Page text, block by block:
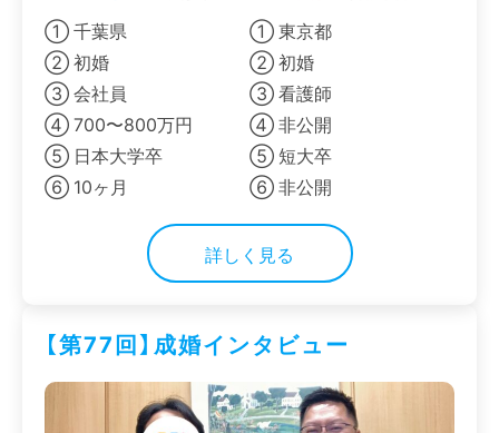
① 千葉県
② 初婚
③ 会社員
④ 700〜800万円
⑤ 日本大学卒
⑥ 10ヶ月
① 東京都
② 初婚
③ 看護師
④ 非公開
⑤ 短大卒
⑥ 非公開
詳しく見る
【第77回】成婚インタビュー